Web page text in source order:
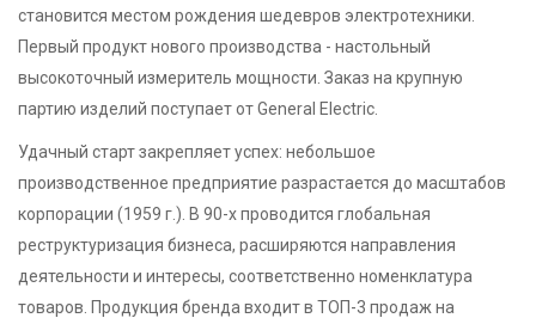
становится местом рождения шедевров электротехники.
Первый продукт нового производства - настольный
высокоточный измеритель мощности. Заказ на крупную
партию изделий поступает от General Electric.
Удачный старт закрепляет успех: небольшое
производственное предприятие разрастается до масштабов
корпорации (1959 г.). В 90-х проводится глобальная
реструктуризация бизнеса, расширяются направления
деятельности и интересы, соответственно номенклатура
товаров. Продукция бренда входит в ТОП-3 продаж на